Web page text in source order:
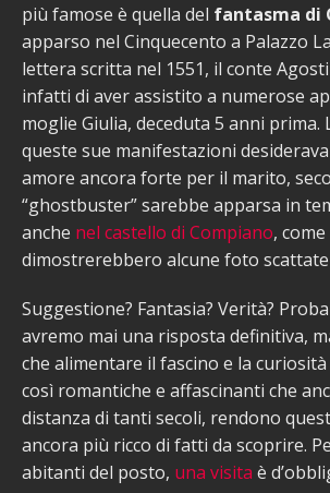
più famose è quella del fantasma di
apparso nel Cinquecento a Palazzo
lettera scritta nel 1551, il conte
infatti di aver assistito a numerose
moglie Giulia, deceduta 5 anni prima.
queste sue manifestazioni
amore ancora forte per il marito,
“ghostbuster” sarebbe apparsa in
anche nel castello di Compiano, come
dimostrerebbero alcune foto
Suggestione? Fantasia? Verità?
avremo mai una risposta definitiva,
che alimentare il fascino e la
così romantiche e affascinanti che
distanza di tanti secoli, rendono
ancora più ricco di fatti da scoprire.
abitanti del posto, una visita è